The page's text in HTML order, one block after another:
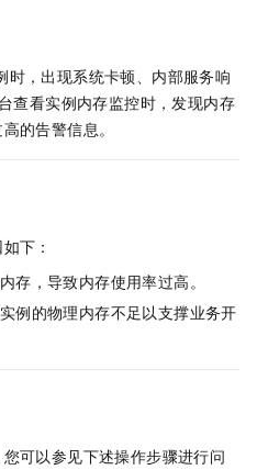
时，出现系统卡顿、内部服务响
查看实例内存监控时，发现内存
的告警信息。
下：
存，导致内存使用率过高。
例的物理内存不足以支撑业务开
可以参见下述操作步骤进行问